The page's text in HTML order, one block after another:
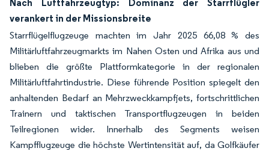
Nach Luftfahrzeugtyp: Dominanz der Starrflügler
verankert in der Missionsbreite
Starrflügelflugzeuge machten im Jahr 2025 66,08 % des
Militärluftfahrzeugmarkts im Nahen Osten und Afrika aus und
blieben die größte Plattformkategorie in der regionalen
Militärluftfahrtindustrie. Diese führende Position spiegelt den
anhaltenden Bedarf an Mehrzweckkampfjets, fortschrittlichen
Trainern und taktischen Transportflugzeugen in beiden
Teilregionen wider. Innerhalb des Segments weisen
Kampfflugzeuge die höchste Wertintensität auf, da Golfkäufer